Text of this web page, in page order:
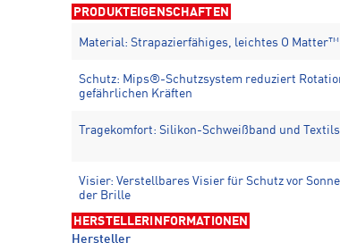
PRODUKTEIGENSCHAFTEN
Material: Strapazierfähiges, leichtes O
Schutz: Mips®-Schutzsystem reduziert
gefährlichen Kräften
Tragekomfort: Silikon-Schweißband und
Visier: Verstellbares Visier für Schutz vor
der Brille
HERSTELLERINFORMATIONEN
Hersteller